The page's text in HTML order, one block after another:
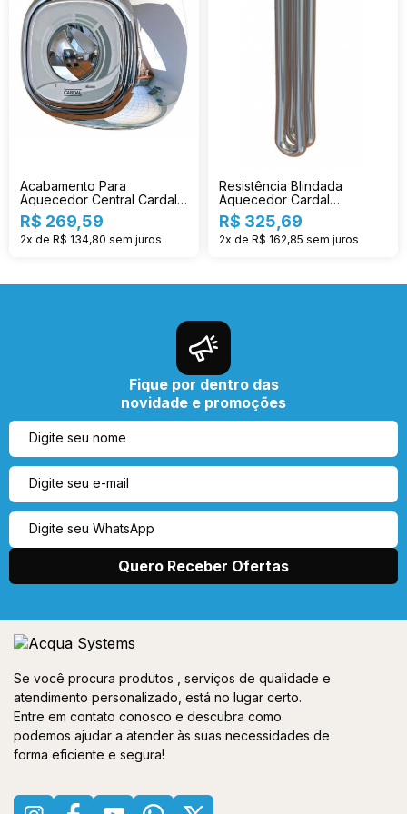
Acabamento Para
Aquecedor Central Cardal
Cr Ac214
R$ 269,59
2x de R$ 134,80 sem juros
Resistência Blindada
Aquecedor Cardal
Individual 3t Re-124/2
R$ 325,69
2x de R$ 162,85 sem juros
Fique por dentro das
novidade e promoções
Se você procura produtos , serviços de qualidade e
atendimento personalizado, está no lugar certo.
Entre em contato conosco e descubra como
podemos ajudar a atender às suas necessidades de
forma eficiente e segura!